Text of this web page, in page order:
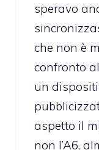
speravo
che non è
confronto
un
aspetto il
non l’A6,